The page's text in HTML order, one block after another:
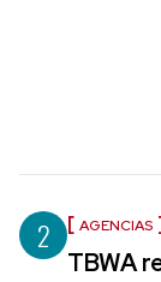
2 AGENCIAS
TBWA